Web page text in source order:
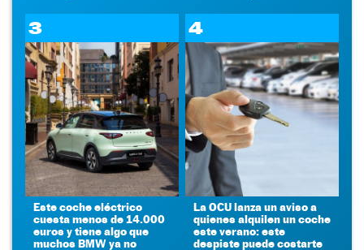
3
Este coche eléctrico
cuesta menos de 14.000
euros y tiene algo que
muchos BMW ya no
4
La OCU lanza un aviso a
quienes alquilen un coche
este verano: este
despiste puede costarte